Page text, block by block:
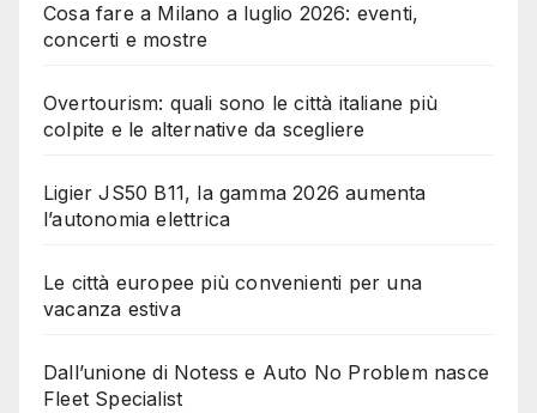
Cosa fare a Milano a luglio 2026: eventi,
concerti e mostre
Overtourism: quali sono le città italiane più
colpite e le alternative da scegliere
Ligier JS50 B11, la gamma 2026 aumenta
l’autonomia elettrica
Le città europee più convenienti per una
vacanza estiva
Dall’unione di Notess e Auto No Problem nasce
Fleet Specialist